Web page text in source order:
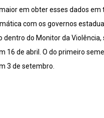
em obter esses dados em
com os governos
dentro do Monitor da
16 de abril. O do primeiro
3 de setembro.